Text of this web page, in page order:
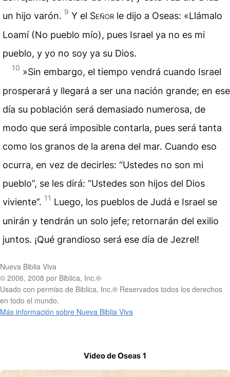
un hijo varón. 9 Y el Señor le dijo a Oseas: «Llámalo
Loamí (No pueblo mío), pues Israel ya no es mi
pueblo, y yo no soy ya su Dios.
10 »Sin embargo, el tiempo vendrá cuando Israel
prosperará y llegará a ser una nación grande; en ese
día su población será demasiado numerosa, de
modo que será imposible contarla, pues será tanta
como los granos de la arena del mar. Cuando eso
ocurra, en vez de decirles: “Ustedes no son mi
pueblo”, se les dirá: “Ustedes son hijos del Dios
viviente”. 11 Luego, los pueblos de Judá e Israel se
unirán y tendrán un solo jefe; retornarán del exilio
juntos. ¡Qué grandioso será ese día de Jezrel!
Nueva Biblia Viva
© 2006, 2008 por Biblica, Inc.®
Usado con permiso de Biblica, Inc.® Reservados todos los derechos
en todo el mundo.
Más información sobre Nueva Biblia Viva
Video de Oseas 1